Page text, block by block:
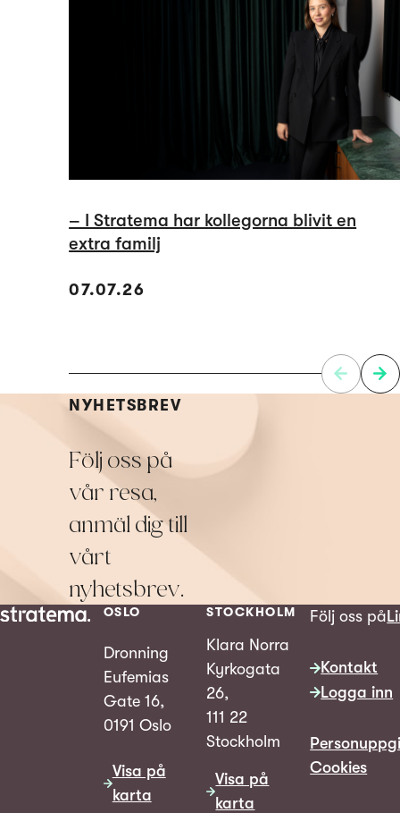
– I Stratema har kollegorna blivit en
extra familj
07.07.26
NYHETSBREV
Följ oss på
vår resa,
anmäl dig till
vårt
nyhetsbrev.
OSLO
Dronning
Eufemias
Gate 16,
0191 Oslo
Visa på
karta
STOCKHOLM
Klara Norra
Kyrkogata
26,
111 22
Stockholm
Visa på
karta
Följ oss på
Kontakt
Logga inn
Cookies